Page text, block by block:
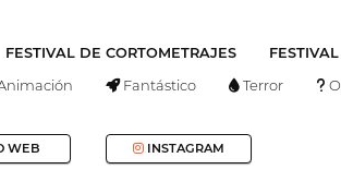
FESTIVAL DE CORTOMETRAJES
Fantástico Terror
WEB INSTAGRAM